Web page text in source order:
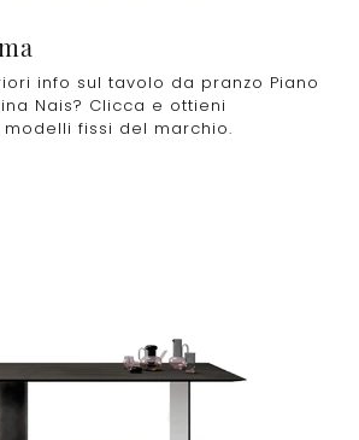
info sul tavolo da pranzo Piano
Nais? Clicca e ottieni
fissi del marchio.